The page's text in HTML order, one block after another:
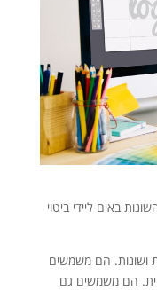
באים ליידי ביטוי
ושונות. הם משמשים
הם משמשים גם